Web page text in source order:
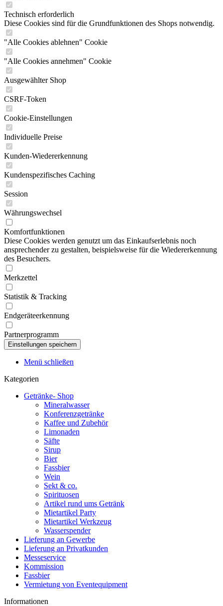
Technisch erforderlich
Diese Cookies sind für die Grundfunktionen des Shops notwendig.
"Alle Cookies ablehnen" Cookie
"Alle Cookies annehmen" Cookie
Ausgewählter Shop
CSRF-Token
Cookie-Einstellungen
Individuelle Preise
Kunden-Wiedererkennung
Kundenspezifisches Caching
Session
Währungswechsel
Komfortfunktionen
Diese Cookies werden genutzt um das Einkaufserlebnis noch
ansprechender zu gestalten, beispielsweise für die Wiedererkennung
des Besuchers.
Merkzettel
Statistik & Tracking
Endgeräteerkennung
Partnerprogramm
Menü schließen
Kategorien
Getränke- Shop
Mineralwasser
Konferenzgetränke
Kaffee und Zubehör
Limonaden
Säfte
Sirup
Bier
Fassbier
Wein
Sekt & co.
Spirituosen
Artikel rund ums Getränk
Mietartikel Party
Mietartikel Werkzeug
Wasserspender
Lieferung an Gewerbe
Lieferung an Privatkunden
Messeservice
Kommission
Fassbier
Vermietung von Eventequipment
Informationen